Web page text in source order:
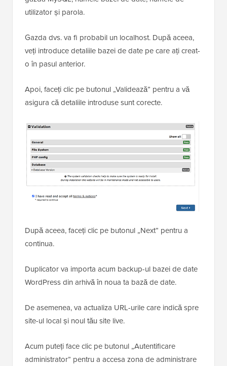
utilizator și parola.
Gazda dvs. va fi probabil un localhost. După aceea,
veți introduce detaliile bazei de date pe care ați creat-
o în pasul anterior.
Apoi, faceți clic pe butonul „Validează” pentru a vă
asigura că detaliile introduse sunt corecte.
După aceea, faceți clic pe butonul „Next” pentru a
continua.
Duplicator va importa acum backup-ul bazei de date
WordPress din arhivă în noua ta bază de date.
De asemenea, va actualiza URL-urile care indică spre
site-ul local și noul tău site live.
Acum puteți face clic pe butonul „Autentificare
administrator” pentru a accesa zona de administrare